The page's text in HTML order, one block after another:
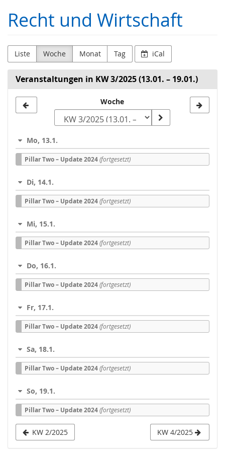
Haupt-
Inhalt
Recht und Wirtschaft
Liste Woche Monat Tag iCal
Veranstaltungen in KW 3/2025 (13.01. – 19.01.)
zur
auswählen
Woche
Mo, 13.1.
Pillar Two – Update 2024(fortgesetzt)
Di, 14.1.
Pillar Two – Update 2024(fortgesetzt)
Mi, 15.1.
Pillar Two – Update 2024(fortgesetzt)
Do, 16.1.
Pillar Two – Update 2024(fortgesetzt)
Fr, 17.1.
Pillar Two – Update 2024(fortgesetzt)
Sa, 18.1.
Pillar Two – Update 2024(fortgesetzt)
So, 19.1.
Pillar Two – Update 2024(fortgesetzt)
KW 2/2025 KW 4/2025